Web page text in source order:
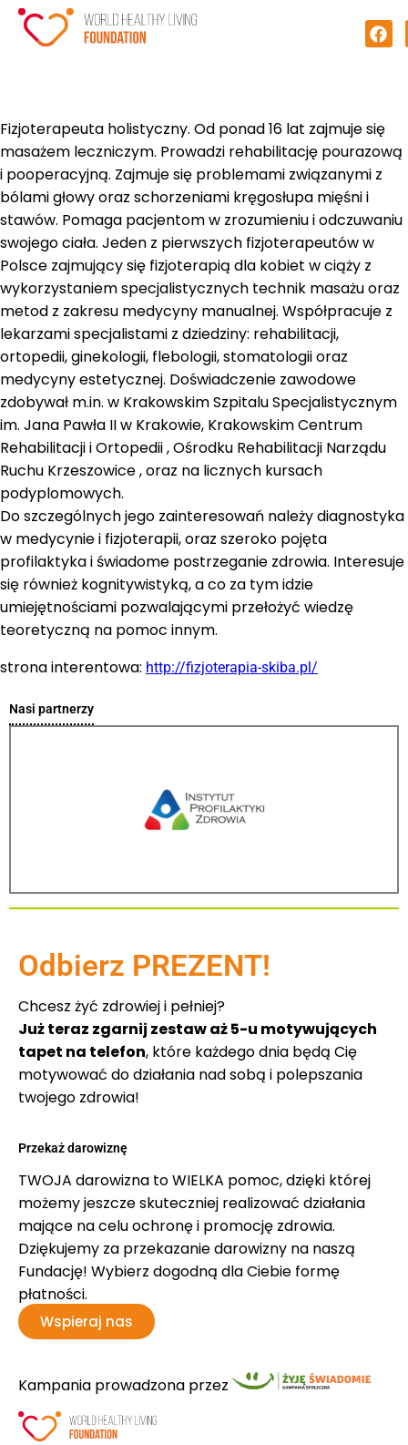
Fizjoterapeuta holistyczny. Od ponad 16 lat zajmuje się
masażem leczniczym. Prowadzi rehabilitację pourazową
i pooperacyjną. Zajmuje się problemami związanymi z
bólami głowy oraz schorzeniami kręgosłupa mięśni i
stawów. Pomaga pacjentom w zrozumieniu i odczuwaniu
swojego ciała. Jeden z pierwszych fizjoterapeutów w
Polsce zajmujący się fizjoterapią dla kobiet w ciąży z
wykorzystaniem specjalistycznych technik masażu oraz
metod z zakresu medycyny manualnej. Współpracuje z
lekarzami specjalistami z dziedziny: rehabilitacji,
ortopedii, ginekologii, flebologii, stomatologii oraz
medycyny estetycznej. Doświadczenie zawodowe
zdobywał m.in. w Krakowskim Szpitalu Specjalistycznym
im. Jana Pawła II w Krakowie, Krakowskim Centrum
Rehabilitacji i Ortopedii , Ośrodku Rehabilitacji Narządu
Ruchu Krzeszowice , oraz na licznych kursach
podyplomowych.
Do szczególnych jego zainteresowań należy diagnostyka
w medycynie i fizjoterapii, oraz szeroko pojęta
profilaktyka i świadome postrzeganie zdrowia. Interesuje
się również kognitywistyką, a co za tym idzie
umiejętnościami pozwalającymi przełożyć wiedzę
teoretyczną na pomoc innym.
strona interentowa: http://fizjoterapia-skiba.pl/
Nasi partnerzy
Odbierz PREZENT!
Chcesz żyć zdrowiej i pełniej?
Już teraz zgarnij zestaw aż 5-u motywujących
tapet na telefon, które każdego dnia będą Cię
motywować do działania nad sobą i polepszania
twojego zdrowia!
Przekaż darowiznę
TWOJA darowizna to WIELKA pomoc, dzięki której
możemy jeszcze skuteczniej realizować działania
mające na celu ochronę i promocję zdrowia.
Dziękujemy za przekazanie darowizny na naszą
Fundację! Wybierz dogodną dla Ciebie formę
płatności.
Wspieraj nas
Kampania prowadzona przez